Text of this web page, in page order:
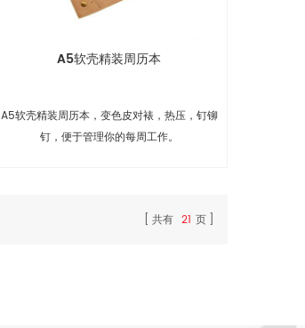
A5软壳精装周历本
A5软壳精装周历本，变色皮对裱，热压，钉铆
钉，便于管理你的每周工作。
共有 21 页